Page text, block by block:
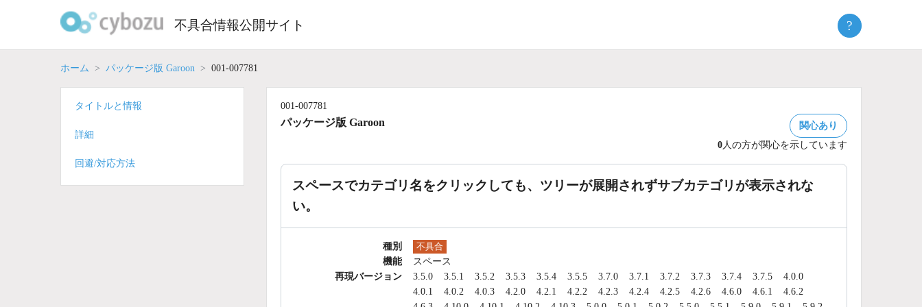
不具合情報公開サイト ?
ホーム パッケージ版 Garoon 001-007781
001-007781
パッケージ版 Garoon
関心あり
0人の方が関心を示しています
スペースでカテゴリ名をクリックしても、ツリーが展開されずサブカテゴリが表示されな
い。
種別 不具合
機能
スペース
再現バージョン
3.5.0 3.5.1 3.5.2 3.5.3 3.5.4 3.5.5 3.7.0 3.7.1 3.7.2 3.7.3 3.7.4 3.7.5
4.0.0
4.0.1
4.0.2 4.0.3 4.2.0 4.2.1 4.2.2 4.2.3 4.2.4 4.2.5 4.2.6 4.6.0 4.6.1
4.6.2
タイトルと情報
詳細
回避/対応方法